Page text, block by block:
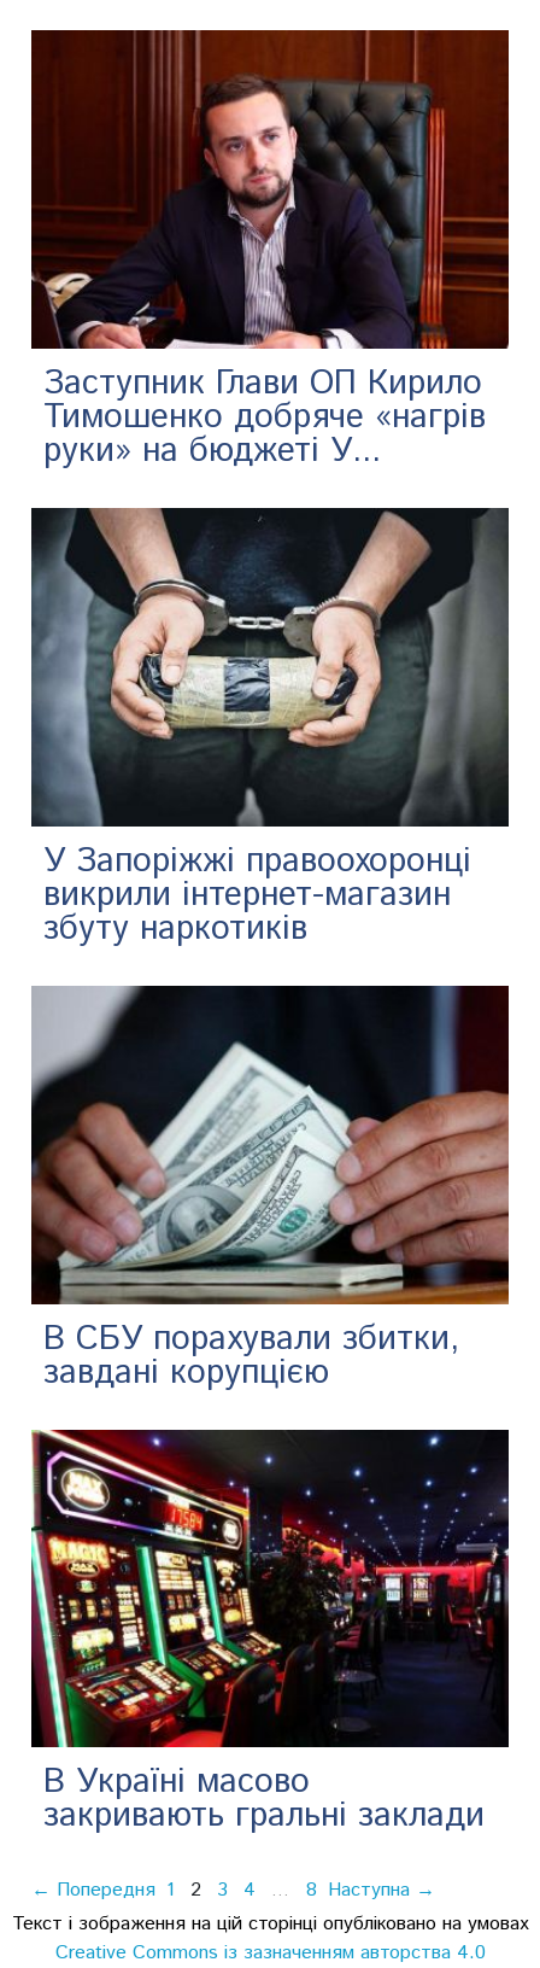
Заступник Глави ОП Кирило
Тимошенко добряче «нагрів
руки» на бюджеті У...
У Запоріжжі правоохоронці
викрили інтернет-магазин
збуту наркотиків
В СБУ порахували збитки,
завдані корупцією
В Україні масово
закривають гральні заклади
← Попередня 1 2 3 4 … 8 Наступна →
Текст і зображення на цій сторінці опубліковано на умовах
Creative Commons із зазначенням авторства 4.0